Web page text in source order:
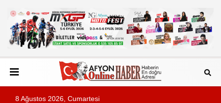
8 Ağustos 2026, Cumartesi